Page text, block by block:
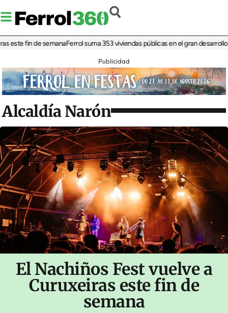
fin de semanaFerrol suma 353 viviendas públicas en el gran desarrollo
Publicidad
Alcaldía Narón
El Nachiños Fest vuelve a
Curuxeiras este fin de
semana